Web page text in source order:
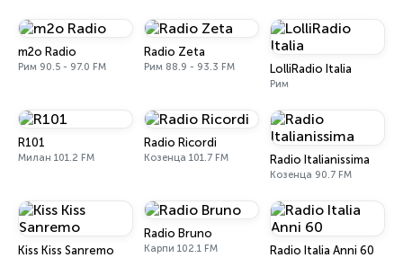
m2o Radio
Рим 90.5 - 97.0 FM
Radio Zeta
Рим 88.9 - 93.3 FM LolliRadio Italia
Рим
R101
Милан 101.2 FM
Radio Ricordi
Козенца 101.7 FM Radio Italianissima
Козенца 90.7 FM
Kiss Kiss Sanremo
Radio Bruno
Карпи 102.1 FM Radio Italia Anni 60